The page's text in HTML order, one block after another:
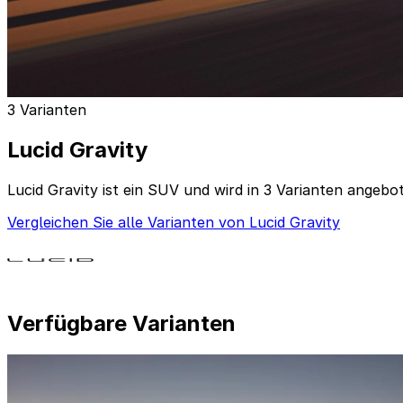
3 Varianten
Lucid Gravity
Lucid Gravity ist ein SUV und wird in 3 Varianten
Vergleichen Sie alle Varianten von Lucid Gravity
Verfügbare Varianten